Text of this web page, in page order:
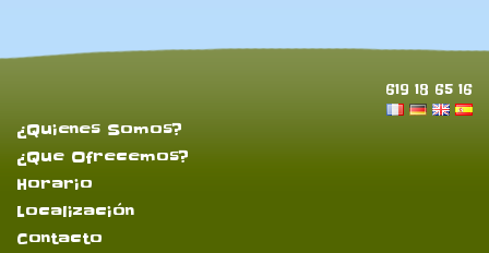
619 18 65 16
¿Quienes Somos?
¿Que Ofrecemos?
Horario
Localización
Contacto